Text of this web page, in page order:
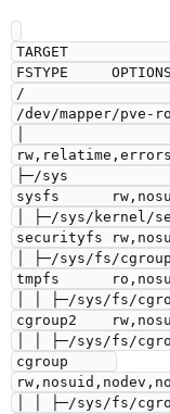
TARGET
FSTYPE     OPTIONS
/
/dev/mapper/pve-
│
├─/sys
sysfs
│ ├─/sys/
securityfs
│ ├─/sys/fs/
tmpfs
│ │ ├─/sys/fs/
cgroup2
│ │ ├─/sys/fs/
cgroup
│ │ ├─/sys/fs/